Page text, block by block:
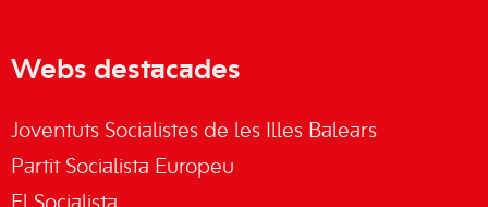
Webs destacades
Joventuts Socialistes de les Illes Balears
Partit Socialista Europeu